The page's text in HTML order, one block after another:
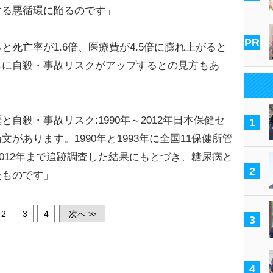
悪循環に陥るのです」
死亡率が1.6倍、 医療費が4.5倍に膨れ上がると
自殺・事故リスクがアップするとの見方もあ
自殺・事故リスク:1990年～2012年日本保健セ
があります。1990年と1993年に全国11保健所管
年まで追跡調査した結果にもとづき、糖尿病と
のです」
2 3 4 次へ >>
PR
1
2
3
4